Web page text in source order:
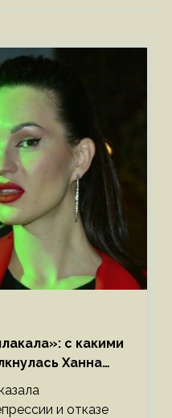
с какими
Ханна
и отказе